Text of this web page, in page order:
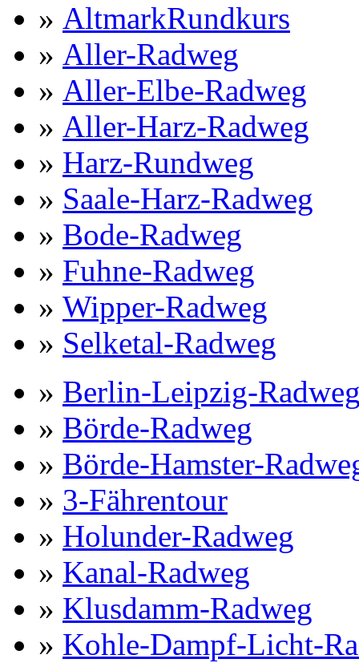
» AltmarkRundkurs
» Aller-Radweg
» Aller-Elbe-Radweg
» Aller-Harz-Radweg
» Harz-Rundweg
» Saale-Harz-Radweg
» Bode-Radweg
» Fuhne-Radweg
» Wipper-Radweg
» Selketal-Radweg
» Berlin-Leipzig-
» Börde-Radweg
» Börde-Hamster-
» 3-Fährentour
» Holunder-Radweg
» Kanal-Radweg
» Klusdamm-Radweg
» Kohle-Dampf-Licht-